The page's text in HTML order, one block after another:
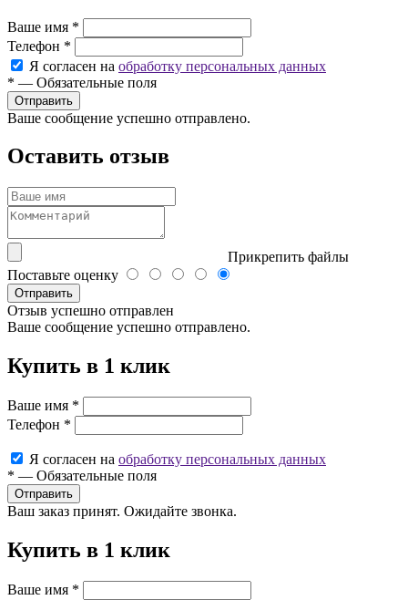
Ваше имя *
Телефон *
Я согласен на обработку персональных данных
* — Обязательные поля
Ваше сообщение успешно отправлено.
Оставить отзыв
Прикрепить файлы
Поставьте оценку
Отправить
Отзыв успешно отправлен
Ваше сообщение успешно отправлено.
Купить в 1 клик
Ваше имя *
Телефон *
Я согласен на обработку персональных данных
* — Обязательные поля
Ваш заказ принят. Ожидайте звонка.
Купить в 1 клик
Ваше имя *